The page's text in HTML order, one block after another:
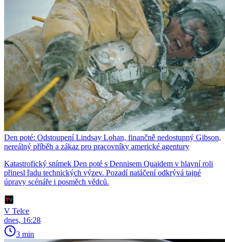
Den poté: Odstoupení Lindsay Lohan, finančně nedostupný Gibson,
nereálný příběh a zákaz pro pracovníky americké agentury
Katastrofický snímek Den poté s Dennisem Quaidem v hlavní roli
přinesl řadu technických výzev. Pozadí natáčení odkrývá tajné
úpravy scénáře i posměch vědců.
V Telce
dnes, 16:28
3 min